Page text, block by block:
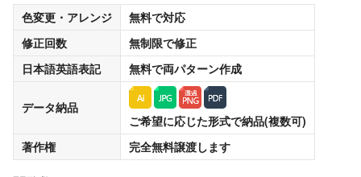
色変更・アレンジ
無料で対応
修正回数
無制限で修正
日本語英語表記
無料で両パターン作成
データ納品
ご希望に応じた形式で納品(複数可)
著作権
完全無料譲渡します